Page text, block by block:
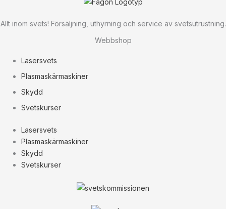
Allt inom svets! Försäljning, uthyrning och service av svetsutrustning.
Webbshop
Lasersvets
Plasmaskärmaskiner
Skydd
Svetskurser
Lasersvets
Plasmaskärmaskiner
Skydd
Svetskurser